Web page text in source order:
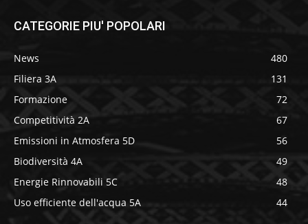
CATEGORIE PIU' POPOLARI
News
480
Filiera 3A
131
Formazione
72
Competitività 2A
67
Emissioni in Atmosfera 5D
56
Biodiversità 4A
49
Energie Rinnovabili 5C
48
Uso efficiente dell'acqua 5A
44